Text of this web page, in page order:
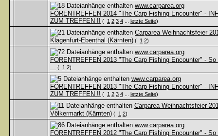
www.carparea.org
FORENTREFFEN 2014 "The Carp Fishing Encounter" -
ZUM TREFFEN !! ( 1 2 3 4 letzte Seite)
Carparea Weihnachtsfeier
Klagenfurt-Ebenthal (Kärnten) ( 1 2)
www.carparea.org
FORENTREFFEN 2013 "The Carp Fishing Encounter" - So
... ( 1 2)
www.carparea.org
FORENTREFFEN 2013 "The Carp Fishing Encounter" -
ZUM TREFFEN !! ( 1 2 3 4 letzte Seite)
Carparea Weihnachtsfeier
Völkermarkt (Kärnten) ( 1 2)
www.carparea.org
FORENTREFFEN 2012 "The Carp Fishing Encounter" - So